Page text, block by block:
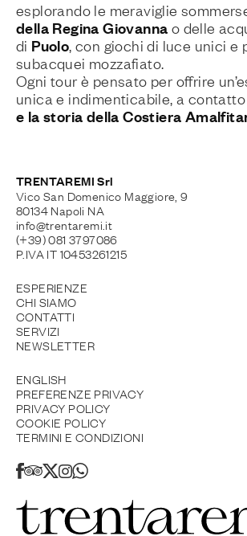
esplorando le meraviglie
della Regina Giovanna o delle
di Puolo, con giochi di luce unici e
subacquei mozzafiato.
Ogni tour è pensato per offrire
unica e indimenticabile, a
e la storia della Costiera
TRENTAREMI Srl
Vico San Domenico Maggiore, 9
80134 Napoli NA
info@trentaremi.it
(+39) 081 3797086
P.IVA IT 10453261215
ESPERIENZE
CHI SIAMO
CONTATTI
SERVIZI
NEWSLETTER
ENGLISH
PREFERENZE PRIVACY
PRIVACY POLICY
COOKIE POLICY
TERMINI E CONDIZIONI